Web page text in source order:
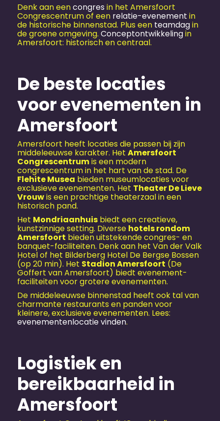
Denk aan eencongres in het Amersfoort
Congrescentrum of een relatie-evenement in
de historische binnenstad. Plus een teamdagin
de groene omgeving. Conceptontwikkelingin
Amersfoort: historisch en centraal.
De beste locaties
voor evenementen in
Amersfoort
Amersfoort heeft locaties die passen bij zijn
middeleeuwse karakter. Het Amersfoort
Congrescentrumis een modern
congrescentrum in het hart van de stad. De
Flehite Musea bieden museumlocaties voor
exclusieve evenementen. Het Theater De Lieve
Vrouwis een prachtige theaterzaal in een
historisch pand.
Het Mondriaanhuis biedt een creatieve,
kunstzinnige setting. Diverse hotels rondom
Amersfoort bieden uitstekende congres- en
banquet-faciliteiten. Denk aan het Van der Valk
Hotel of het Bilderberg Hotel De Bergse Bossen
(op 20 min). Het Stadion Amersfoort (De
Goffert van Amersfoort) biedt evenement-
faciliteiten voor grotere evenementen.
De middeleeuwse binnenstad heeft ook tal van
charmante restaurants en panden voor
kleinere, exclusieve evenementen. Lees:
evenementen­locatie vinden.
Logistiek en
bereikbaarheid in
Amersfoort